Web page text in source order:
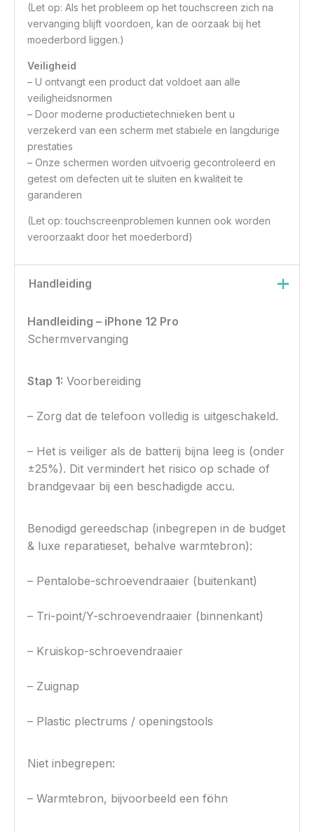
(Let op: Als het probleem op het touchscreen zich na
vervanging blijft voordoen, kan de oorzaak bij het
moederbord liggen.)
Veiligheid
– U ontvangt een product dat voldoet aan alle
veiligheidsnormen
– Door moderne productietechnieken bent u
verzekerd van een scherm met stabiele en langdurige
prestaties
– Onze schermen worden uitvoerig gecontroleerd en
getest om defecten uit te sluiten en kwaliteit te
garanderen
(Let op: touchscreenproblemen kunnen ook worden
veroorzaakt door het moederbord)
Handleiding
Handleiding – iPhone 12 Pro
Schermvervanging
Stap 1: Voorbereiding
– Zorg dat de telefoon volledig is uitgeschakeld.
– Het is veiliger als de batterij bijna leeg is (onder
±25%). Dit vermindert het risico op schade of
brandgevaar bij een beschadigde accu.
Benodigd gereedschap (inbegrepen in de budget
& luxe reparatieset, behalve warmtebron):
– Pentalobe-schroevendraaier (buitenkant)
– Tri-point/Y-schroevendraaier (binnenkant)
– Kruiskop-schroevendraaier
– Zuignap
– Plastic plectrums / openingstools
Niet inbegrepen:
– Warmtebron, bijvoorbeeld een föhn